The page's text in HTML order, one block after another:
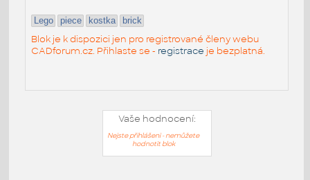
Lego piece kostka brick
Blok je k dispozici jen pro registrované členy webu
CADforum.cz. Přihlaste se - registrace je bezplatná.
Vaše hodnocení:
Nejste přihlášeni - nemůžete
hodnotit blok